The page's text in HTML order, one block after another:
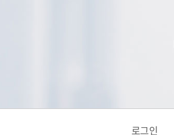
로그인